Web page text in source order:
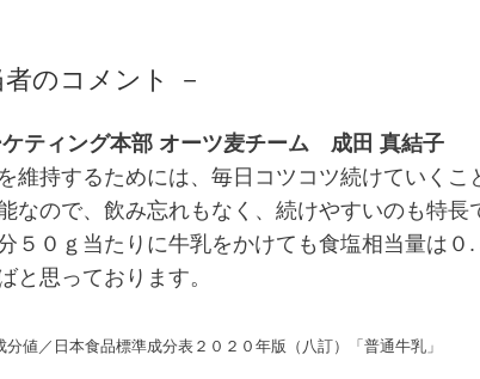
者のコメント －
ケティング本部 オーツ麦チーム 成田 真結子
維持するためには、毎日コツコツ続けていく
なので、飲み忘れもなく、続けやすいのも特
５０ｇ当たりに牛乳をかけても食塩相当量は０.
と思っております。
値／日本食品標準成分表２０２０年版（八訂）「普通牛乳」